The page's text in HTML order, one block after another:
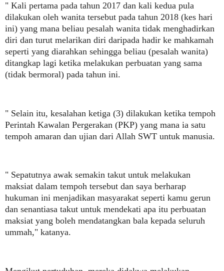
" Kali pertama pada tahun 2017 dan kali kedua pula
dilakukan oleh wanita tersebut pada tahun 2018 (kes hari
ini) yang mana beliau pesalah wanita tidak menghadirkan
diri dan turut melarikan diri daripada hadir ke mahkamah
seperti yang diarahkan sehingga beliau (pesalah wanita)
ditangkap lagi ketika melakukan perbuatan yang sama
(tidak bermoral) pada tahun ini.
" Selain itu, kesalahan ketiga (3) dilakukan ketika tempoh
Perintah Kawalan Pergerakan (PKP) yang mana ia satu
tempoh amaran dan ujian dari Allah SWT untuk manusia.
" Sepatutnya awak semakin takut untuk melakukan
maksiat dalam tempoh tersebut dan saya berharap
hukuman ini menjadikan masyarakat seperti kamu gerun
dan senantiasa takut untuk mendekati apa itu perbuatan
maksiat yang boleh mendatangkan bala kepada seluruh
ummah," katanya.